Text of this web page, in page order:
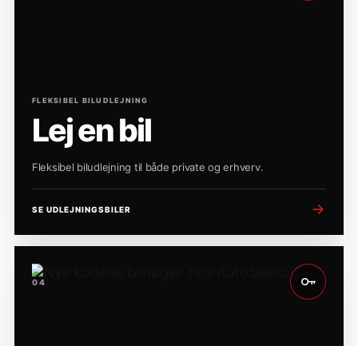
FLEKSIBEL BILUDLEJNING
Lej en bil
Fleksibel biludlejning til både private og erhverv.
SE UDLEJNINGSBILER
04